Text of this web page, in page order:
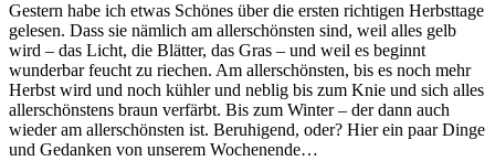
Gestern habe ich etwas Schönes über die ersten richtigen Herbsttage
gelesen. Dass sie nämlich am allerschönsten sind, weil alles gelb
wird – das Licht, die Blätter, das Gras – und weil es beginnt
wunderbar feucht zu riechen. Am allerschönsten, bis es noch mehr
Herbst wird und noch kühler und neblig bis zum Knie und sich alles
allerschönstens braun verfärbt. Bis zum Winter – der dann auch
wieder am allerschönsten ist. Beruhigend, oder? Hier ein paar Dinge
und Gedanken von unserem Wochenende…